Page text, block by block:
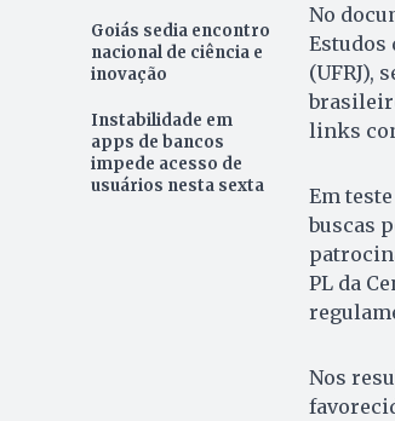
Goiás sedia encontro
nacional de ciência e
inovação
Instabilidade em
apps de bancos
impede acesso de
usuários nesta sexta
No
Estudos
(UFRJ),
links
Em
buscas
PL da
Nos